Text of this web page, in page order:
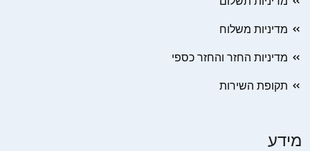
מדיניות משלוח
מדיניות החזר והחזר כספי
תקופת השירות
מידע